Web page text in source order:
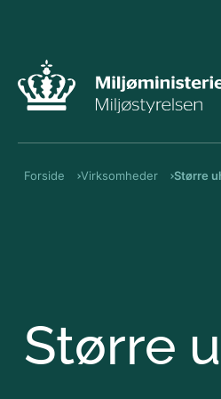
Forside Virksomheder Større
Større